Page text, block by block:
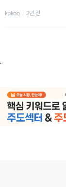
kakao 2년 전
.